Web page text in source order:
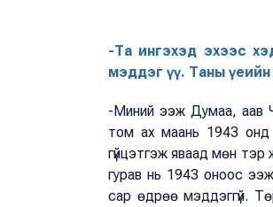
-Та ингэхэд эхээс
мэддэг үү. Таны
-Миний ээж Думаа, аав
том ах маань 1943 онд
гүйцэтгэж яваад мөн тэр
гурав нь 1943 оноос
сар өдрөө мэддэггүй.